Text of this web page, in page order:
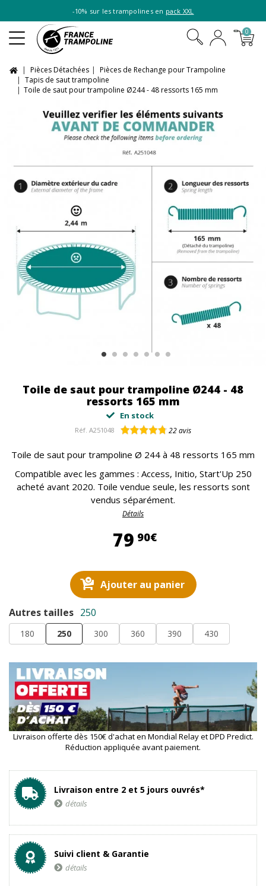
-10% sur les trampolines en pack XXL
0
Pièces Détachées
Pièces de Rechange pour Trampoline
Tapis de saut trampoline
Toile de saut pour trampoline Ø244 - 48 ressorts 165 mm
Toile de saut pour trampoline Ø244 - 48
ressorts 165 mm
En stock
Réf. A251048 22avis
Toile de saut pour trampoline Ø 244 à 48 ressorts 165 mm
Compatible avec les gammes : Access, Initio, Start'Up 250
acheté avant 2020. Toile vendue seule, les ressorts sont
vendus séparément.
Détails
79 90€79,90 €
Ajouter au panier
Autres tailles 250
180 250 300 360 390 430
Livraison offerte dès 150€ d'achat en Mondial Relay et DPD Predict.
Réduction appliquée avant paiement.
Livraison entre 2 et 5 jours ouvrés*
détails
Suivi client & Garantie
détails